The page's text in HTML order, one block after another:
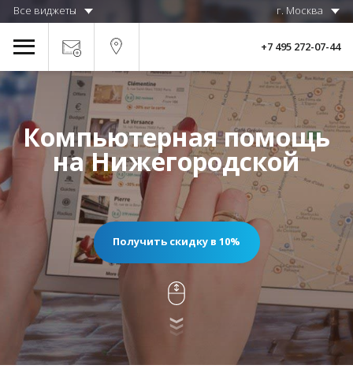
Все виджеты г. Москва
+7 495 272-07-44
Компьютерная помощь
на Нижегородской
Получить скидку в 10%